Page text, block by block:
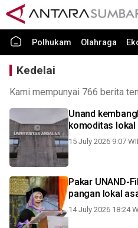
Polhukam Olahraga
Kedelai
Kami mempunyai 766 berita
Unand
komoditas lokal
15 July 2026 9:07
Pakar UNAND-
pangan lokal
14 July 2026 18:24